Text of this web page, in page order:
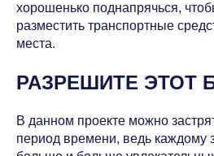
хорошенько поднапрячься,
разместить транспортные
места.
РАЗРЕШИТЕ ЭТОТ
В данном проекте можно
период времени, ведь каждому